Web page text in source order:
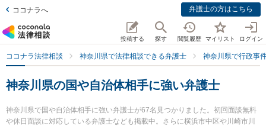
ココナラへ 弁護士の方はこちら
投稿する 探す 閲覧履歴 マイリスト ログイン
ココナラ法律相談 神奈川県で法律相談できる弁護士 神奈川県で行政事
神奈川県の国や自治体相手に強い弁護士
神奈川県で国や自治体相手に強い弁護士が67名見つかりました。初回面談無料
や休日面談に対応している弁護士なども掲載中。さらに横浜市中区や川崎市川